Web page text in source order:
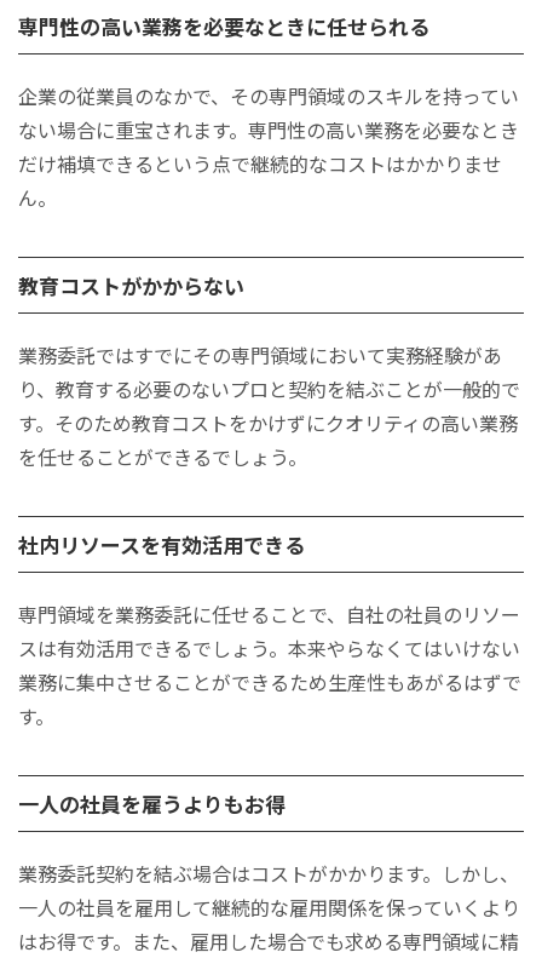
専門性の高い業務を必要なときに任せられる
企業の従業員のなかで、その専門領域のスキルを持ってい
ない場合に重宝されます。専門性の高い業務を必要なとき
だけ補填できるという点で継続的なコストはかかりませ
ん。
教育コストがかからない
業務委託ではすでにその専門領域において実務経験があ
り、教育する必要のないプロと契約を結ぶことが一般的で
す。そのため教育コストをかけずにクオリティの高い業務
を任せることができるでしょう。
社内リソースを有効活用できる
専門領域を業務委託に任せることで、自社の社員のリソー
スは有効活用できるでしょう。本来やらなくてはいけない
業務に集中させることができるため生産性もあがるはずで
す。
一人の社員を雇うよりもお得
業務委託契約を結ぶ場合はコストがかかります。しかし、
一人の社員を雇用して継続的な雇用関係を保っていくより
はお得です。また、雇用した場合でも求める専門領域に精